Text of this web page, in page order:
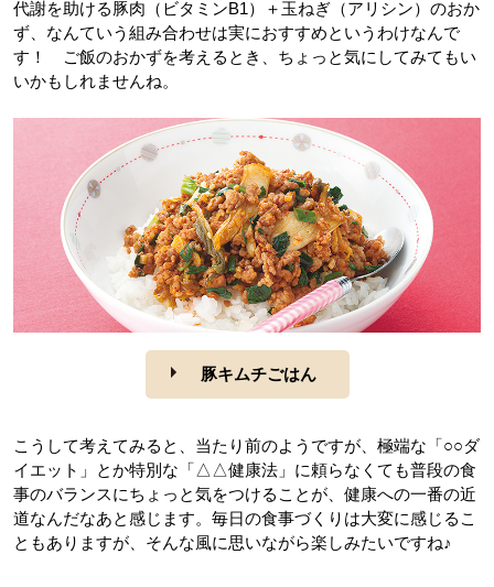
代謝を助ける豚肉（ビタミンB1）＋玉ねぎ（アリシン）のおか
ず、なんていう組み合わせは実におすすめというわけなんで
す！ ご飯のおかずを考えるとき、ちょっと気にしてみてもい
いかもしれませんね。
豚キムチごはん
こうして考えてみると、当たり前のようですが、極端な「○○ダ
イエット」とか特別な「△△健康法」に頼らなくても普段の食
事のバランスにちょっと気をつけることが、健康への一番の近
道なんだなあと感じます。毎日の食事づくりは大変に感じるこ
ともありますが、そんな風に思いながら楽しみたいですね♪